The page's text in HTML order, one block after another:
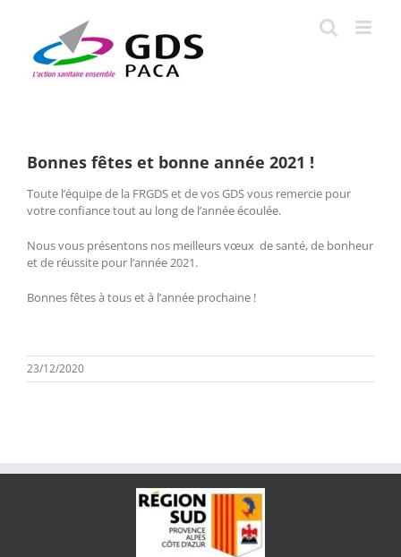
Bonnes fêtes et bonne année 2021 !
Toute l’équipe de la FRGDS et de vos GDS vous remercie pour
votre confiance tout au long de l’année écoulée.
Nous vous présentons nos meilleurs vœux de santé, de bonheur
et de réussite pour l’année 2021.
Bonnes fêtes à tous et à l’année prochaine !
23/12/2020